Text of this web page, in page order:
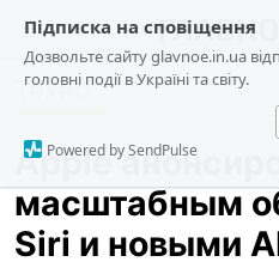
Підписка на сповіщення
Дозвольте сайту glavnoe.in.ua
головні події в Україні та світу.
Powered by SendPulse
новости
о проекте
Техно
Apple
масштабным
Siri и новыми